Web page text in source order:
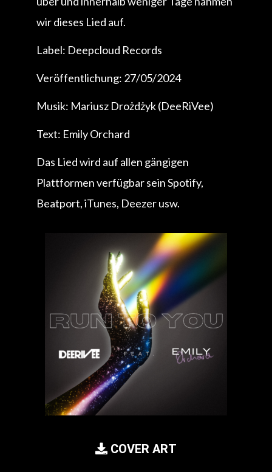
wir dieses Lied auf.
Label: Deepcloud Records
Veröffentlichung: 27/05/2024
Musik: Mariusz Drożdżyk (DeeRiVee)
Text: Emily Orchard
Das Lied wird auf allen gängigen
Plattformen verfügbar sein Spotify,
Beatport, iTunes, Deezer usw.
COVER ART